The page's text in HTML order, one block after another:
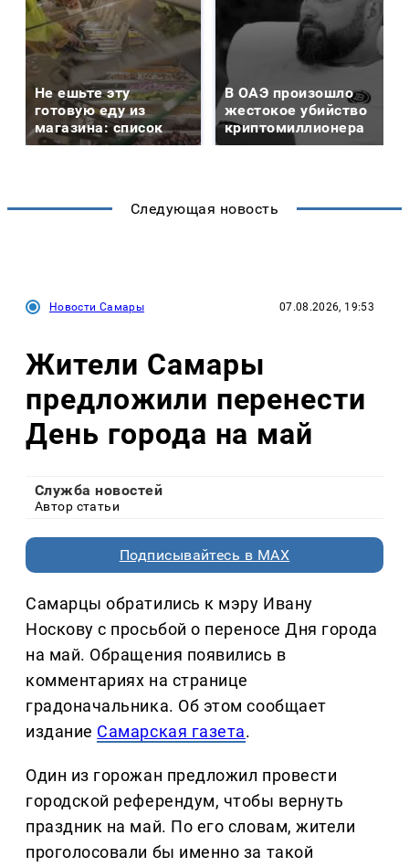
Не ешьте эту
готовую еду из
магазина: список
В ОАЭ произошло
жестокое убийство
криптомиллионера
Следующая новость
Новости Самары 07.08.2026, 19:53
Жители Самары
предложили перенести
День города на май
Служба новостей
Автор статьи
Подписывайтесь в MAX
Самарцы обратились к мэру Ивану
Носкову с просьбой о переносе Дня города
на май. Обращения появились в
комментариях на странице
градоначальника. Об этом сообщает
издание Самарская газета.
Один из горожан предложил провести
городской референдум, чтобы вернуть
праздник на май. По его словам, жители
проголосовали бы именно за такой